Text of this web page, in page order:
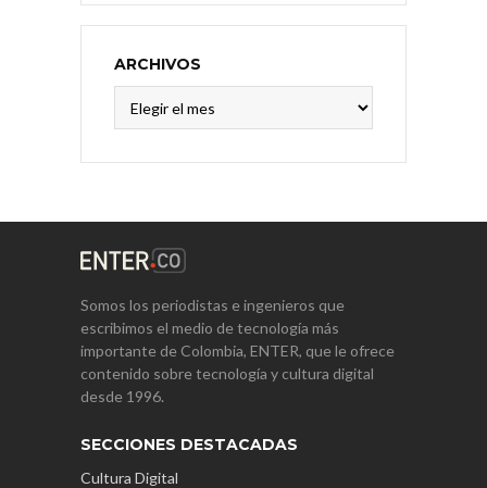
ARCHIVOS
Somos los periodistas e ingenieros que
escribimos el medio de tecnología más
importante de Colombia, ENTER, que le ofrece
contenido sobre tecnología y cultura digital
desde 1996.
SECCIONES DESTACADAS
Cultura Digital